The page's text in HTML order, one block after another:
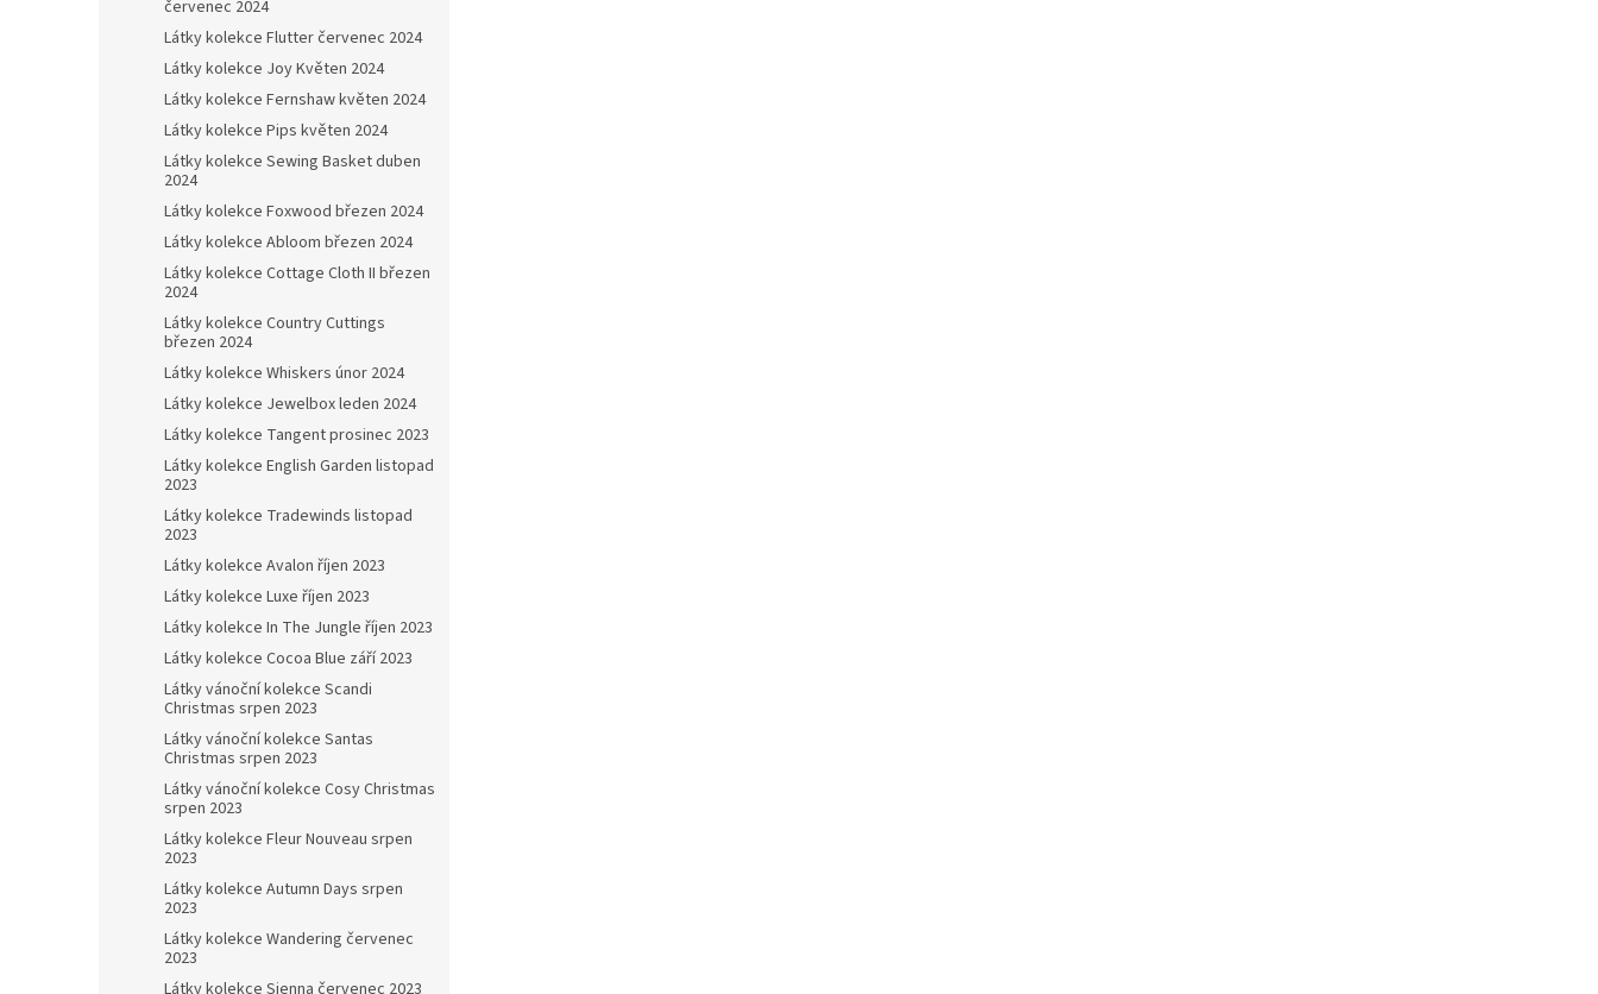
červenec 2024
Látky kolekce Flutter červenec 2024
Látky kolekce Joy Květen 2024
Látky kolekce Fernshaw květen 2024
Látky kolekce Pips květen 2024
Látky kolekce Sewing Basket duben
2024
Látky kolekce Foxwood březen 2024
Látky kolekce Abloom březen 2024
Látky kolekce Cottage Cloth II březen
2024
Látky kolekce Country Cuttings
březen 2024
Látky kolekce Whiskers únor 2024
Látky kolekce Jewelbox leden 2024
Látky kolekce Tangent prosinec 2023
Látky kolekce English Garden listopad
2023
Látky kolekce Tradewinds listopad
2023
Látky kolekce Avalon říjen 2023
Látky kolekce Luxe říjen 2023
Látky kolekce In The Jungle říjen 2023
Látky kolekce Cocoa Blue září 2023
Látky vánoční kolekce Scandi
Christmas srpen 2023
Látky vánoční kolekce Santas
Christmas srpen 2023
Látky vánoční kolekce Cosy Christmas
srpen 2023
Látky kolekce Fleur Nouveau srpen
2023
Látky kolekce Autumn Days srpen
2023
Látky kolekce Wandering červenec
2023
Látky kolekce Sienna červenec 2023